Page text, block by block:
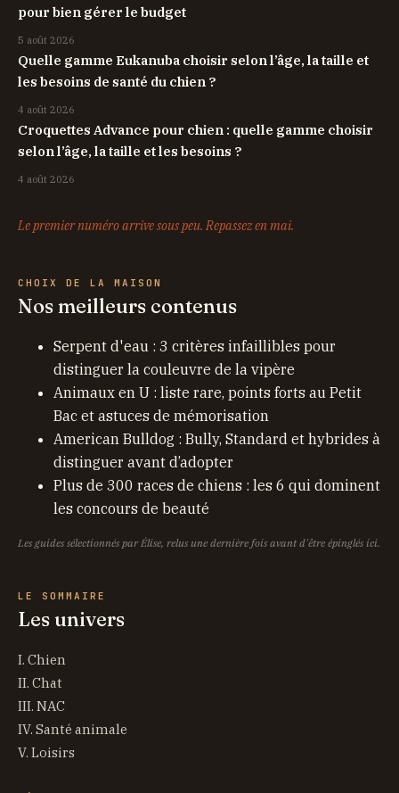
pour bien gérer le budget
5 août 2026
Quelle gamme Eukanuba choisir selon l’âge, la taille et
les besoins de santé du chien ?
4 août 2026
Croquettes Advance pour chien : quelle gamme choisir
selon l’âge, la taille et les besoins ?
4 août 2026
Le premier numéro arrive sous peu. Repassez en mai.
CHOIX DE LA MAISON
Nos meilleurs contenus
Serpent d'eau : 3 critères infaillibles pour
distinguer la couleuvre de la vipère
Animaux en U : liste rare, points forts au Petit
Bac et astuces de mémorisation
American Bulldog : Bully, Standard et hybrides à
distinguer avant d’adopter
Plus de 300 races de chiens : les 6 qui dominent
les concours de beauté
Les guides sélectionnés par Élise, relus une dernière fois avant d'être épinglés ici.
LE SOMMAIRE
Les univers
I. Chien
II. Chat
III. NAC
IV. Santé animale
V. Loisirs